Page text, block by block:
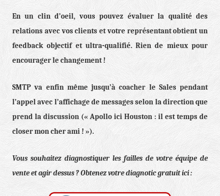
En un clin d’oeil, vous pouvez évaluer la qualité des
relations avec vos clients et votre représentant obtient un
feedback objectif et ultra-qualifié. Rien de mieux pour
encourager le changement !
SMTP va enfin même jusqu’à coacher le Sales pendant
l’appel avec l’affichage de messages selon la direction que
prend la discussion (« Apollo ici Houston : il est temps de
closer mon cher ami ! »).
Vous souhaitez diagnostiquer les failles de votre équipe de
vente et agir dessus ? Obtenez votre diagnotic gratuit ici :